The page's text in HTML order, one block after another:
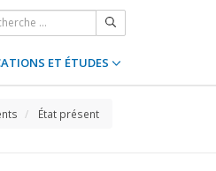
ET ÉTUDES
État présent